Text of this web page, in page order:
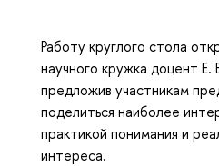
Работу круглого стола
научного кружка доцент Е.
предложив участникам
поделиться наиболее
практикой понимания и
интереса.